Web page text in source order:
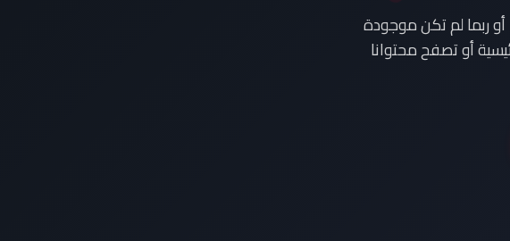
ربما لم تكن موجودة
أو تصفح محتوانا